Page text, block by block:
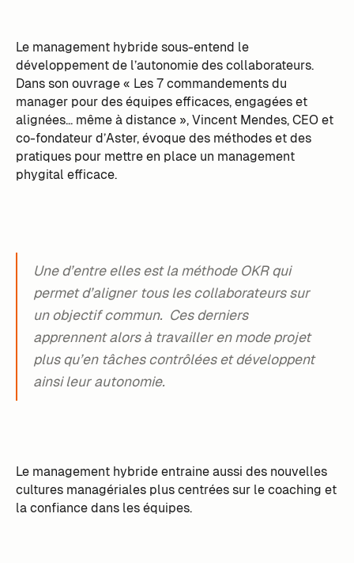
Le management hybride sous-entend le
développement de l’autonomie des collaborateurs.
Dans son ouvrage « Les 7 commandements du
manager pour des équipes efficaces, engagées et
alignées... même à distance », Vincent Mendes, CEO et
co-fondateur d’Aster, évoque des méthodes et des
pratiques pour mettre en place un management
phygital efficace.
Une d’entre elles est la méthode OKR qui
permet d’aligner tous les collaborateurs sur
un objectif commun. Ces derniers
apprennent alors à travailler en mode projet
plus qu’en tâches contrôlées et développent
ainsi leur autonomie.
Le management hybride entraine aussi des nouvelles
cultures managériales plus centrées sur le coaching et
la confiance dans les équipes.